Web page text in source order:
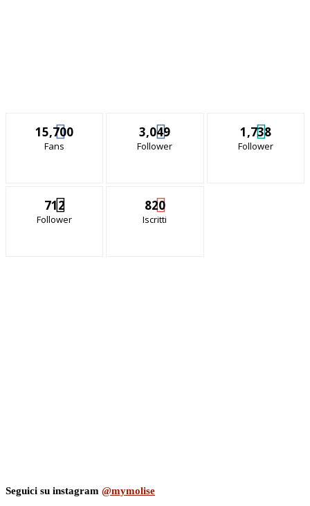
15,700
Fans
3,049
Follower
1,738
Follower
712
Follower
820
Iscritti
Seguici su instagram @mymolise